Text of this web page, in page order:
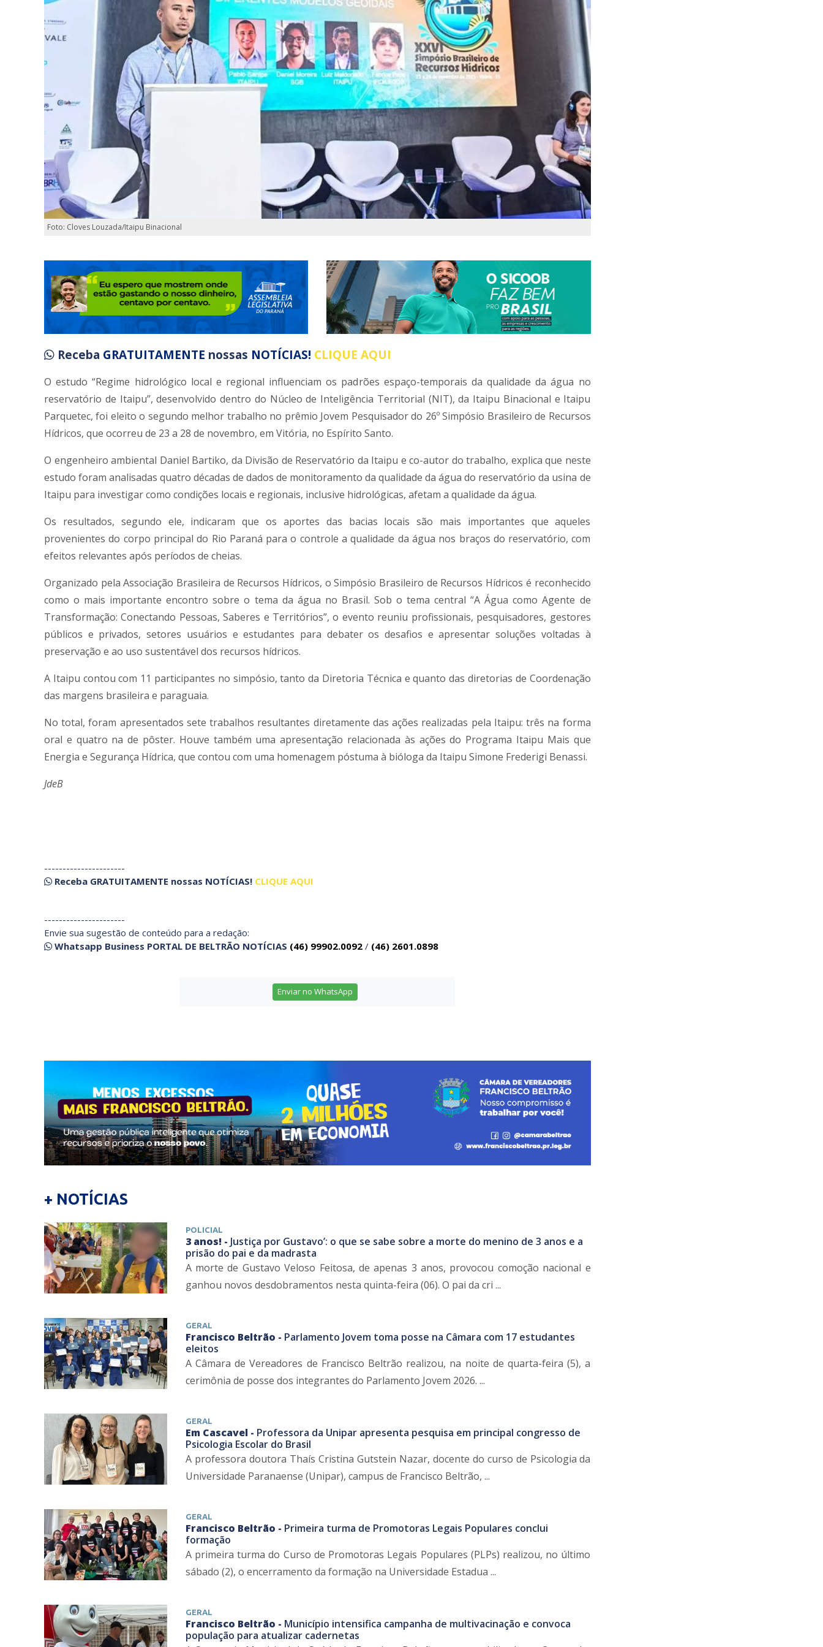
Foto: Cloves Louzada/Itaipu Binacional
Receba GRATUITAMENTE nossas NOTÍCIAS! CLIQUE AQUI
O estudo “Regime hidrológico local e regional influenciam os padrões espaço-temporais da qualidade da água no
reservatório de Itaipu”, desenvolvido dentro do Núcleo de Inteligência Territorial (NIT), da Itaipu Binacional e Itaipu
Parquetec, foi eleito o segundo melhor trabalho no prêmio Jovem Pesquisador do 26º Simpósio Brasileiro de Recursos
Hídricos, que ocorreu de 23 a 28 de novembro, em Vitória, no Espírito Santo.
O engenheiro ambiental Daniel Bartiko, da Divisão de Reservatório da Itaipu e co-autor do trabalho, explica que neste
estudo foram analisadas quatro décadas de dados de monitoramento da qualidade da água do reservatório da usina de
Itaipu para investigar como condições locais e regionais, inclusive hidrológicas, afetam a qualidade da água.
Os resultados, segundo ele, indicaram que os aportes das bacias locais são mais importantes que aqueles
provenientes do corpo principal do Rio Paraná para o controle a qualidade da água nos braços do reservatório, com
efeitos relevantes após períodos de cheias.
Organizado pela Associação Brasileira de Recursos Hídricos, o Simpósio Brasileiro de Recursos Hídricos é reconhecido
como o mais importante encontro sobre o tema da água no Brasil. Sob o tema central “A Água como Agente de
Transformação: Conectando Pessoas, Saberes e Territórios”, o evento reuniu profissionais, pesquisadores, gestores
públicos e privados, setores usuários e estudantes para debater os desafios e apresentar soluções voltadas à
preservação e ao uso sustentável dos recursos hídricos.
A Itaipu contou com 11 participantes no simpósio, tanto da Diretoria Técnica e quanto das diretorias de Coordenação
das margens brasileira e paraguaia.
No total, foram apresentados sete trabalhos resultantes diretamente das ações realizadas pela Itaipu: três na forma
oral e quatro na de pôster. Houve também uma apresentação relacionada às ações do Programa Itaipu Mais que
Energia e Segurança Hídrica, que contou com uma homenagem póstuma à bióloga da Itaipu Simone Frederigi Benassi.
JdeB
----------------------
Receba GRATUITAMENTE nossas NOTÍCIAS! CLIQUE AQUI
----------------------
Envie sua sugestão de conteúdo para a redação:
Whatsapp Business PORTAL DE BELTRÃO NOTÍCIAS (46) 99902.0092 / (46) 2601.0898
Enviar no WhatsApp
+ NOTÍCIAS
POLICIAL
3 anos! - Justiça por Gustavo’: o que se sabe sobre a morte do menino de 3 anos e a
prisão do pai e da madrasta
A morte de Gustavo Veloso Feitosa, de apenas 3 anos, provocou comoção nacional e
ganhou novos desdobramentos nesta quinta-feira (06). O pai da cri ...
GERAL
Francisco Beltrão - Parlamento Jovem toma posse na Câmara com 17 estudantes
eleitos
A Câmara de Vereadores de Francisco Beltrão realizou, na noite de quarta-feira (5), a
cerimônia de posse dos integrantes do Parlamento Jovem 2026. ...
GERAL
Em Cascavel - Professora da Unipar apresenta pesquisa em principal congresso de
Psicologia Escolar do Brasil
A professora doutora Thaís Cristina Gutstein Nazar, docente do curso de Psicologia da
Universidade Paranaense (Unipar), campus de Francisco Beltrão, ...
GERAL
Francisco Beltrão - Primeira turma de Promotoras Legais Populares conclui
formação
A primeira turma do Curso de Promotoras Legais Populares (PLPs) realizou, no último
sábado (2), o encerramento da formação na Universidade Estadua ...
GERAL
Francisco Beltrão - Município intensifica campanha de multivacinação e convoca
população para atualizar cadernetas